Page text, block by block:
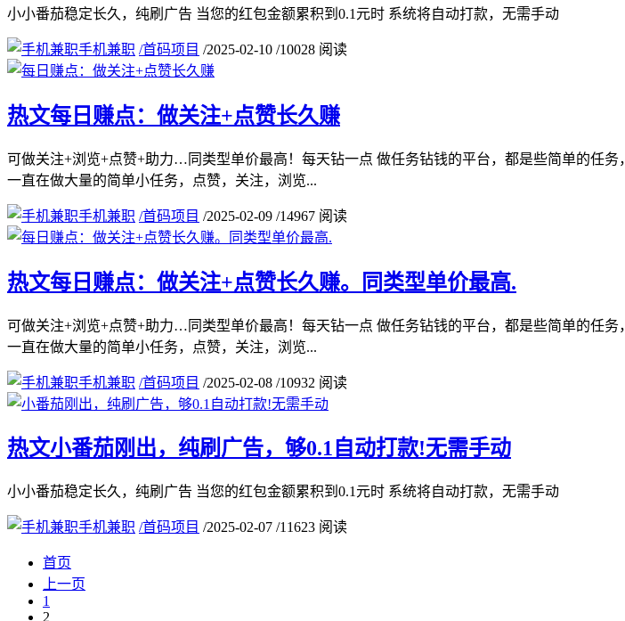
小小番茄稳定长久，纯刷广告 当您的红包金额累积到0.1元时 系统将自动打款，无需手动
手机兼职 /首码项目 /2025-02-10 /10028 阅读
热文每日赚点：做关注+点赞长久赚
可做关注+浏览+点赞+助力…同类型单价最高！每天钻一点 做任务钻钱的平台，都是些简单的任
一直在做大量的简单小任务，点赞，关注，浏览...
手机兼职 /首码项目 /2025-02-09 /14967 阅读
热文每日赚点：做关注+点赞长久赚。同类型单价最高.
可做关注+浏览+点赞+助力…同类型单价最高！每天钻一点 做任务钻钱的平台，都是些简单的任
一直在做大量的简单小任务，点赞，关注，浏览...
手机兼职 /首码项目 /2025-02-08 /10932 阅读
热文小番茄刚出，纯刷广告，够0.1自动打款!无需手动
小小番茄稳定长久，纯刷广告 当您的红包金额累积到0.1元时 系统将自动打款，无需手动
手机兼职 /首码项目 /2025-02-07 /11623 阅读
首页
上一页
1
2